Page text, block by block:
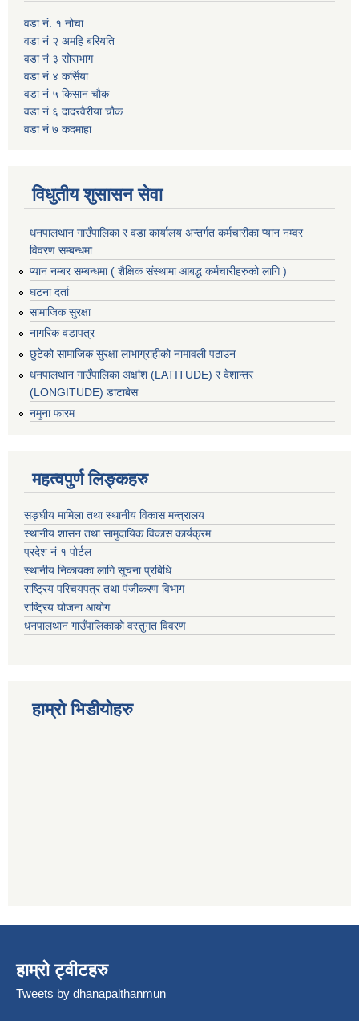
वडा नं. १ नोचा
वडा नं २ अमहि बरियति
वडा नं ३ सोराभाग
वडा नं ४ कर्सिया
वडा नं ५ किसान चौक
वडा नं ६ दादरवैरीया चाैक
वडा नं ७ कदमाहा
विधुतीय शुसासन सेवा
धनपालथान गाउँपालिका र वडा कार्यालय अन्तर्गत कर्मचारीका प्यान नम्वर
विवरण सम्बन्धमा
प्यान नम्बर सम्बन्धमा ( शैक्षिक संस्थामा आबद्ध कर्मचारीहरुको लागि )
घटना दर्ता
सामाजिक सुरक्षा
नागरिक वडापत्र
छुटेको सामाजिक सुरक्षा लाभाग्राहीको नामावली पठाउन
धनपालथान गाउँपालिका अक्षांश (LATITUDE) र देशान्तर
(LONGITUDE) डाटाबेस
नमुना फारम
महत्वपुर्ण लिङ्कहरु
सङ्घीय मामिला तथा स्थानीय विकास मन्त्रालय
स्थानीय शासन तथा सामुदायिक विकास कार्यक्रम
प्रदेश नं १ पोर्टल
स्थानीय निकायका लागि सूचना प्रबिधि
राष्ट्रिय परिचयपत्र तथा पंजीकरण विभाग
राष्ट्रिय योजना आयोग
धनपालथान गाउँपालिकाको वस्तुगत विवरण
हाम्रो भिडीयोहरु
हाम्रो ट्वीटहरु
Tweets by dhanapalthanmun